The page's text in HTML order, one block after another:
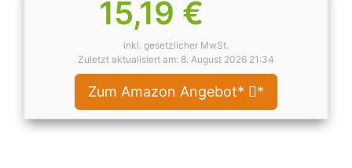
15,19 €
inkl. gesetzlicher MwSt.
Zuletzt aktualisiert am: 8. August 2026 21:34
Zum Amazon Angebot* *